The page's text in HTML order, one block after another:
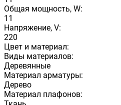
Общая мощность, W:
11
Напряжение, V:
220
Цвет и материал:
Виды материалов:
Деревянные
Материал арматуры:
Дерево
Материал плафонов: